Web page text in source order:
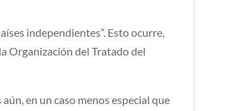
independientes”. Esto ocurre,
Organización del Tratado del
en un caso menos especial que